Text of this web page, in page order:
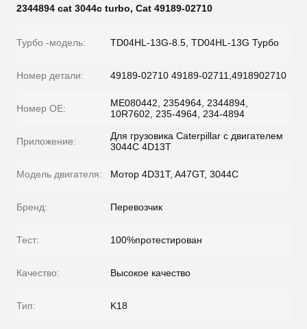
2344894 cat 3044c turbo, Cat 49189-02710
Турбо -модель: TD04HL-13G-8.5, TD04HL-13G Турбо
Номер детали: 49189-02710 49189-02711,4918902710
Номер OE:
ME080442, 2354964, 2344894,
10R7602, 235-4964, 234-4894
Приложение:
Для грузовика Caterpillar с двигателем
3044C 4D13T
Модель двигателя: Мотор 4D31T, A47GT, 3044C
Бренд: Перевозчик
Тест: 100%протестирован
Качество: Высокое качество
Тип: K18